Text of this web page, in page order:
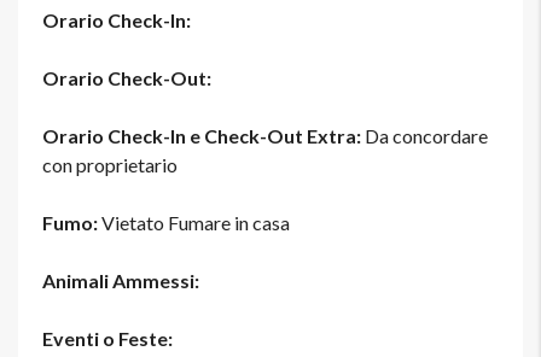
Orario Check-In:
Orario Check-Out:
Orario Check-In e Check-Out Extra: Da concordare
con proprietario
Fumo:Vietato Fumare in casa
Animali Ammessi:
Eventi o Feste: